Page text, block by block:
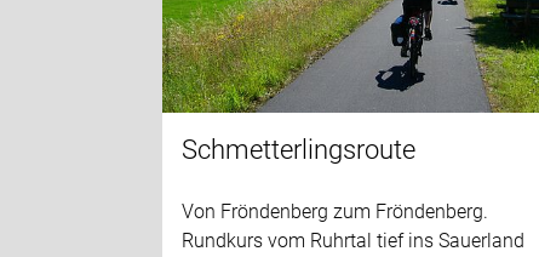
Schmetterlingsroute
Von Fröndenberg zum Fröndenberg.
Rundkurs vom Ruhrtal tief ins Sauerland